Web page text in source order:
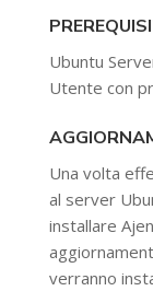
Ubuntu
Utente con
Una volta
al server
installare
verranno